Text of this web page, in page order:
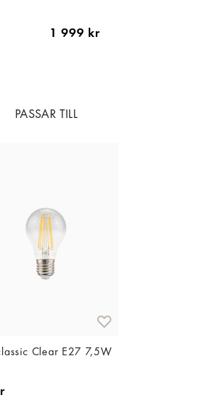
1 999 kr
PASSAR TILL
Clear E27 7,5W